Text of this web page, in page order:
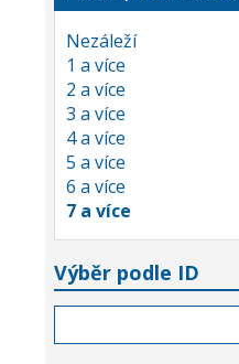
Nezáleží
1 a více
2 a více
3 a více
4 a více
5 a více
6 a více
7 a více
Výběr podle ID